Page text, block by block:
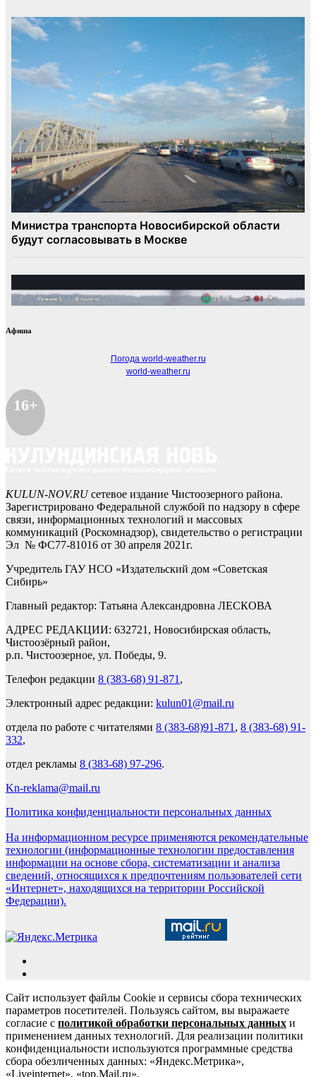
Афиша
Погода world-weather.ru
world-weather.ru
16+
KULUN-NOV.RUсетевое издание Чистоозерного района.
Зарегистрировано Федеральной службой по надзору в сфере
связи, информационных технологий и массовых
коммуникаций (Роскомнадзор), свидетельство о регистрации
Эл № ФС77-81016 от 30 апреля 2021г.
Учредитель ГАУ НСО «Издательский дом «Советская
Сибирь»
Главный редактор: Татьяна Александровна ЛЕСКОВА
АДРЕС РЕДАКЦИИ: 632721, Новосибирская область,
Чистоозёрный район,
р.п. Чистоозерное, ул. Победы, 9.
Телефон редакции 8 (383-68) 91-871 ,
Электронный адрес редакции: kulun01@mail.ru
отдела по работе с читателями 8 (383-68)91-871 , 8 (383-68) 91-
332,
отдел рекламы 8 (383-68) 97-296.
Kn-reklama@mail.ru
Политика конфиденциальности персональных данных
На информационном ресурсе применяются рекомендательные
технологии (информационные технологии предоставления
информации на основе сбора, систематизации и анализа
сведений, относящихся к предпочтениям пользователей сети
«Интернет», находящихся на территории Российской
Федерации).
Сайт использует файлы Cookie и сервисы сбора технических
параметров посетителей. Пользуясь сайтом, вы выражаете
согласие с политикой обработки персональных данных и
применением данных технологий. Для реализации политики
конфиденциальности используются программные средства
сбора обезличенных данных: «Яндекс.Метрика»,
«Liveinternet», «top.Mail.ru».